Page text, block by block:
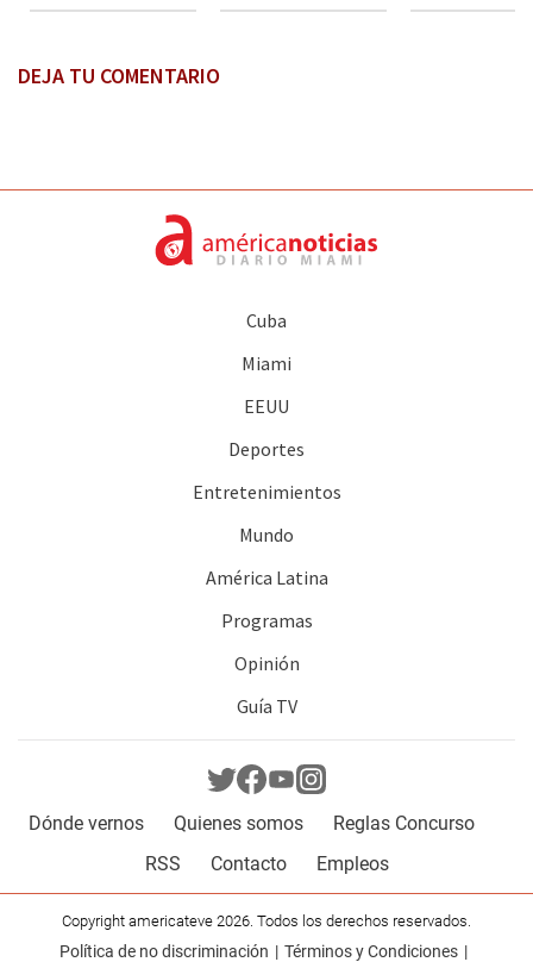
DEJA TU COMENTARIO
Cuba
Miami
EEUU
Deportes
Entretenimientos
Mundo
América Latina
Programas
Opinión
Guía TV
Dónde vernos Quienes somos
Reglas Concurso
RSS
Contacto Empleos
Copyright americateve 2026. Todos los derechos reservados.
Política de no discriminación Términos y Condiciones